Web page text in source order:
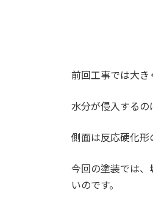
前回工事では大き
水分が侵入するの
側面は反応硬化形
今回の塗装では
いのです。